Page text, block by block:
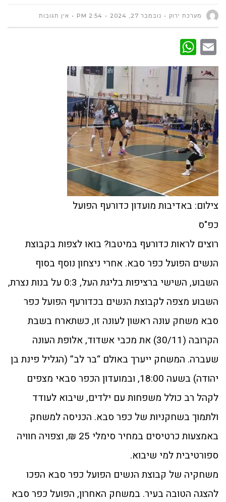
מערכת ירוק נובמבר 27, 2024 2:54 PM אין תגובות
Email
צילום: באדיבות מועדון כדורעף הפועל
כפ"ס
רוצים לראות כדורעף במיטבו? בואו לצפות בקבוצת
הנשים הפועל כפר סבא. אחרי ניצחון נוסף בסוף
השבוע, השישי ברציפות בליגת העל, 0:3 על בנות נצרת,
השבוע מצפה לקבוצת הנשים בכדורעף הפועל כפר
סבא משחק עונה ראשון לעונה זו, כשתארח בשבת
הקרובה (30/11) את מכבי אשדוד, אלופת העונה
שעברה. המשחק ייערך באולם “בר לב” (הגליל פינת בן
יהודה) בשעה 18:00, ובמועדון הכפר סבאי מצפים
לקהל רב כולל משפחות עם ילדים, שיבוא לעודד
ולתמוך בשחקניות של כפר סבא. הכניסה למשחק
באמצעות כרטיסים במחיר סימלי 25 ₪, וצפויה חוויה
ספורטיבית למי שיבוא.
משחקיה של קבוצת הנשים הפועל כפר סבא הפכו
להצגה הטובה בעיר. במשחק האחרון, הפועל כפר סבא